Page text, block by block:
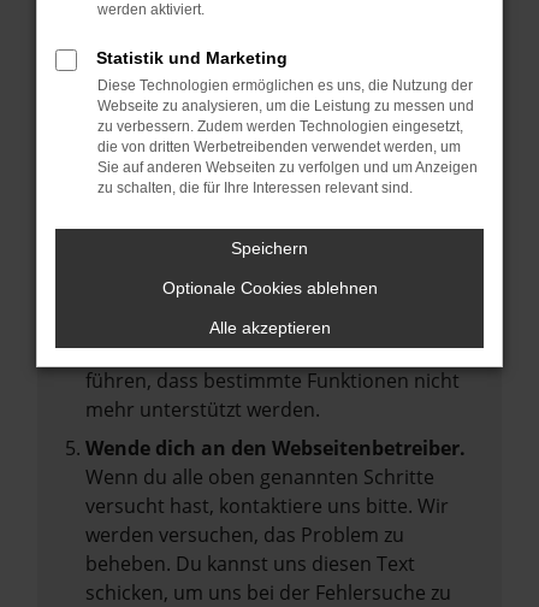
können das Laden bestimmter Seiten
anderen Browser oder in einem privaten
Fenster?
Starte dein Gerät neu.
Das kann manchmal helfen,
vorübergehende Probleme zu beheben.
Stelle sicher, dass dein Browser und dein
Betriebssystem auf dem neuesten Stand
Veraltete Software birgt nicht nur ein
Sicherheitsrisiko, sondern kann auch dazu
führen, dass bestimmte Funktionen nicht
mehr unterstützt werden.
Wende dich an den Webseitenbetreiber.
Wenn du alle oben genannten Schritte
versucht hast, kontaktiere uns bitte. Wir
werden versuchen, das Problem zu
beheben. Du kannst uns diesen Text
schicken, um uns bei der Fehlersuche zu
werden aktiviert.
Statistik und Marketing
Diese Technologien ermöglichen es uns, die Nutzung der
Webseite zu analysieren, um die Leistung zu messen und
zu verbessern. Zudem werden Technologien eingesetzt,
die von dritten Werbetreibenden verwendet werden, um
Sie auf anderen Webseiten zu verfolgen und um Anzeigen
zu schalten, die für Ihre Interessen relevant sind.
Speichern
Optionale Cookies ablehnen
Alle akzeptieren